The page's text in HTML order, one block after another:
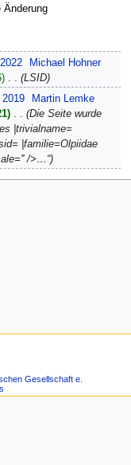
Michael Hohner
‎ LSID
Martin Lemke
‎
Die Seite wurde
|trivialname=
|familie=Olpiidae
/>…“
Gesellschaft e.